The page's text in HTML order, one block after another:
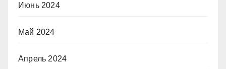
Июнь 2024
Май 2024
Апрель 2024